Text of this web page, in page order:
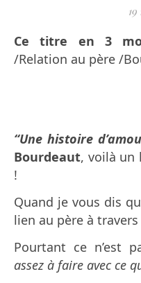
Ce titre en 3
/Relation au père /
“Une histoire
Bourdeaut, voilà un
!
Quand je vous dis
lien au père à
Pourtant ce n’est
assez à faire avec ce